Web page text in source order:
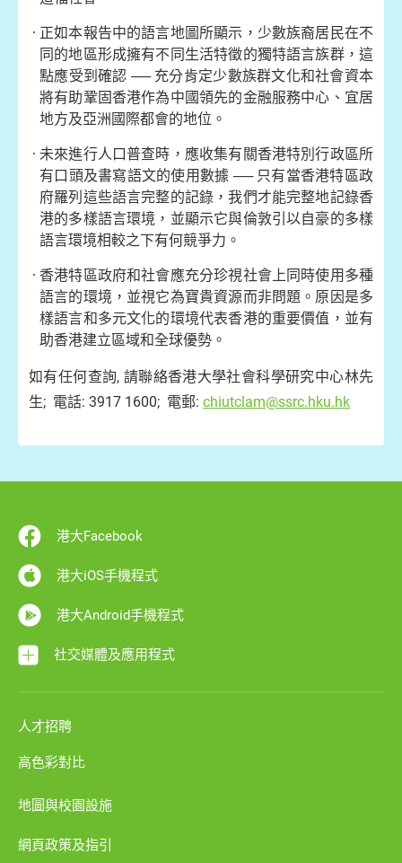
正如本報告中的語言地圖所顯示，少數族裔居民在不
同的地區形成擁有不同生活特徵的獨特語言族群，這
點應受到確認 ── 充分肯定少數族群文化和社會資本
將有助鞏固香港作為中國領先的金融服務中心、宜居
地方及亞洲國際都會的地位。
未來進行人口普查時，應收集有關香港特別行政區所
有口頭及書寫語文的使用數據 ── 只有當香港特區政
府羅列這些語言完整的記錄，我們才能完整地記錄香
港的多樣語言環境，並顯示它與倫敦引以自豪的多樣
語言環境相較之下有何競爭力。
香港特區政府和社會應充分珍視社會上同時使用多種
語言的環境，並視它為寶貴資源而非問題。原因是多
樣語言和多元文化的環境代表香港的重要價值，並有
助香港建立區域和全球優勢。
如有任何查詢, 請聯絡香港大學社會科學研究中心林先
生; 電話: 3917 1600; 電郵: chiutclam@ssrc.hku.hk
港大Facebook
港大iOS手機程式
港大Android手機程式
社交媒體及應用程式
人才招聘
高色彩對比
地圖與校園設施
網頁政策及指引